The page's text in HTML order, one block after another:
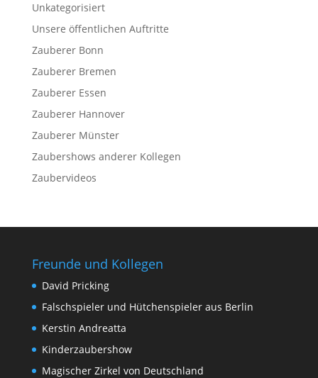
Unkategorisiert
Unsere öffentlichen Auftritte
Zauberer Bonn
Zauberer Bremen
Zauberer Essen
Zauberer Hannover
Zauberer Münster
Zaubershows anderer Kollegen
Zaubervideos
Freunde und Kollegen
David Pricking
Falschspieler und Hütchenspieler aus Berlin
Kerstin Andreatta
Kinderzaubershow
Magischer Zirkel von Deutschland